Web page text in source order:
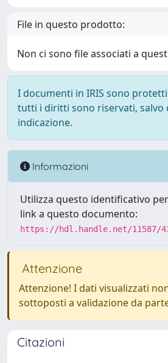
File in questo prodotto:
Non ci sono file associati a
I documenti in IRIS sono
tutti i diritti sono riservati, salvo
indicazione.
Informazioni
Utilizza questo identificativo
link a questo documento:
https://hdl.handle.net/11587/
Attenzione
Attenzione! I dati visualizzati
sottoposti a validazione da
Citazioni